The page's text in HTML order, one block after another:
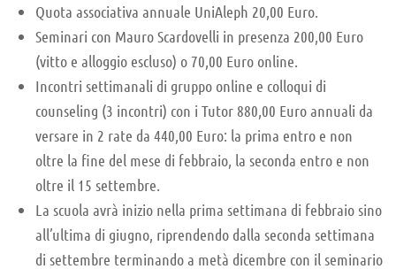
Quota associativa annuale UniAleph 20,00 Euro.
Seminari con Mauro Scardovelli in presenza 200,00 Euro
(vitto e alloggio escluso) o 70,00 Euro online.
Incontri settimanali di gruppo online e colloqui di
counseling (3 incontri) con i Tutor 880,00 Euro annuali da
versare in 2 rate da 440,00 Euro: la prima entro e non
oltre la fine del mese di febbraio, la seconda entro e non
oltre il 15 settembre.
La scuola avrà inizio nella prima settimana di febbraio sino
all’ultima di giugno, riprendendo dalla seconda settimana
di settembre terminando a metà dicembre con il seminario